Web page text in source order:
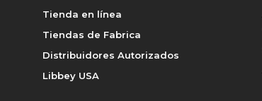
Tienda en línea
Tiendas de Fabrica
Distribuidores Autorizados
Libbey USA